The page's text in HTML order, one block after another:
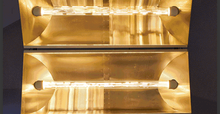
Web
Artista/s
Tom Cullberg
Producción - Organización
Victor Lope Arte Contemporáneo